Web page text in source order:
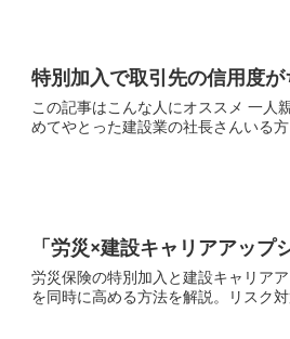
特別加入で取引先の信用度
この記事はこんな人にオススメ 一人親方と中小事業主の労災保険の違いがいまいちわからない社長さん 従業員を初
「労災×建設キャリアアッ
労災保険の特別加入と建設キャリア
を同時に高める方法を解説。リスク